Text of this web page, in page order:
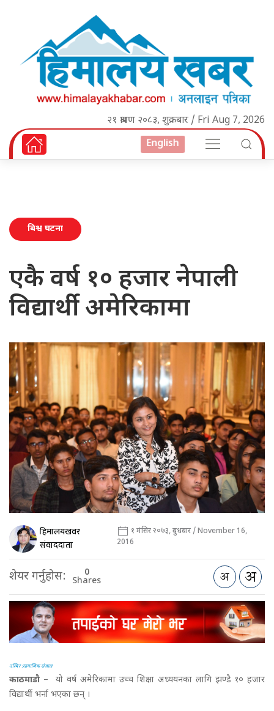
२१ श्रावण २०८३, शुक्रबार / Fri Aug 7, 2026
English
बिश्व घटना
एकै वर्ष १० हजार नेपाली
विद्यार्थी अमेरिकामा
हिमालयखवर
संवाददाता
१ मंसिर २०७३, बुधबार / November 16,
2016
शेयर गर्नुहोस: 0
Shares
तस्बिर :सामाजिक संजाल
काठमाडाै – यो वर्ष अमेरिकामा उच्च शिक्षा अध्ययनका लागि झण्डै १० हजार
विद्यार्थी भर्ना भएका छन् ।